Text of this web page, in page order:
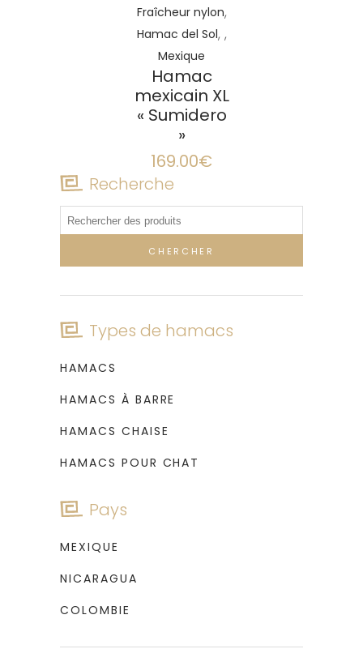
Fraîcheur nylon,
Hamac del Sol, ,
Mexique
Hamac
mexicain XL
« Sumidero
»
169.00€
Recherche
Rechercher:
Types de hamacs
HAMACS
HAMACS À BARRE
HAMACS CHAISE
HAMACS POUR CHAT
Pays
MEXIQUE
NICARAGUA
COLOMBIE